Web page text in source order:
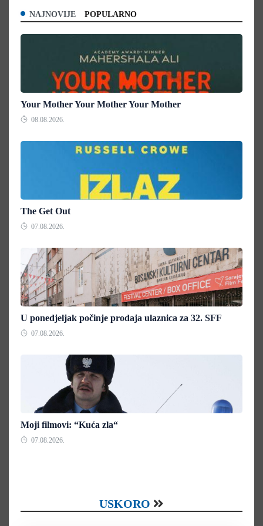
NAJNOVIJE POPULARNO
Your Mother Your Mother Your Mother
08.08.2026.
The Get Out
07.08.2026.
U ponedjeljak počinje prodaja ulaznica za 32. SFF
07.08.2026.
Moji filmovi: “Kuća zla“
07.08.2026.
USKORO